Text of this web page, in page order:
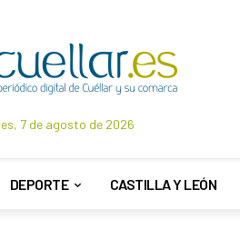
7 de agosto de 2026
DEPORTE CASTILLA Y LEÓN